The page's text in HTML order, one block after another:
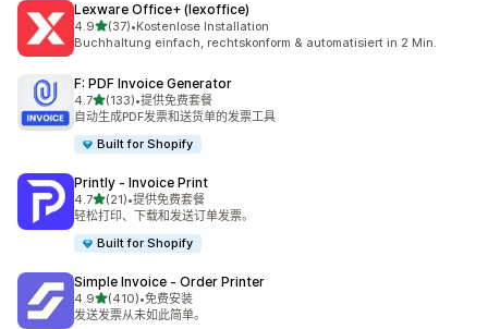
Lexware Office+ (lexoffice)
4.9星（满分 5 星）
(37)
总共 37 条评论
•Kostenlose Installation
Buchhaltung einfach, rechtskonform & automatisiert in 2 Min.
F: PDF Invoice Generator
4.7星（满分 5 星）
(133)
总共 133 条评论
•提供免费套餐
自动生成PDF发票和送货单的发票工具
Built for Shopify
Printly ‑ Invoice Print
4.7星（满分 5 星）
(21)
总共 21 条评论
•提供免费套餐
轻松打印、下载和发送订单发票。
Built for Shopify
Simple Invoice ‑ Order Printer
4.9星（满分 5 星）
(410)
总共 410 条评论
•免费安装
发送发票从未如此简单。